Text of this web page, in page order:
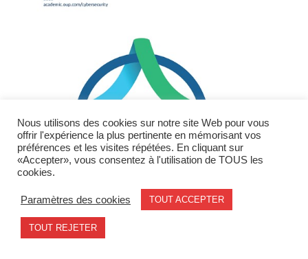
Nous utilisons des cookies sur notre site Web pour vous
offrir l'expérience la plus pertinente en mémorisant vos
préférences et les visites répétées. En cliquant sur
«Accepter», vous consentez à l'utilisation de TOUS les
cookies.
Paramètres des cookies TOUT ACCEPTER
TOUT REJETER